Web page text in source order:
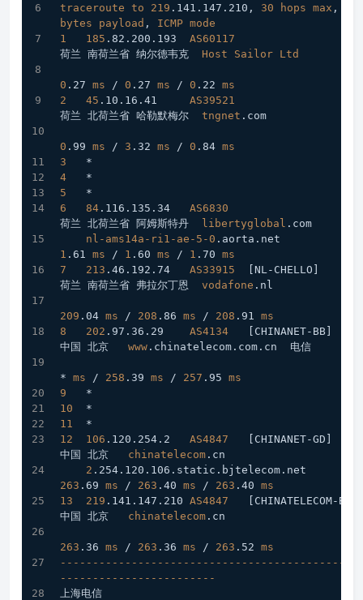
traceroute to 219 .141 .147 .210 , 30 hops max ,
bytes
payload , ICMP mode
1
185 .82 .200 .193
AS60117
荷兰 南荷兰省 纳尔德韦克 Host Sailor Ltd
0 .27 ms / 0 .27 ms / 0 .22 ms
2
45 .10 .16 .41
AS39521
荷兰 北荷兰省 哈勒默梅尔 tngnet .com
0 .99 ms / 3 .32 ms / 0 .84 ms
3
   *
4
   *
5
   *
6
84 .116 .135 .34
AS6830
荷兰 北荷兰省 阿姆斯特丹
libertyglobal .com
nl-ams14a-ri1-ae-5-0 .aorta .net
1 .61 ms / 1 .60 ms / 1 .70 ms
7
213 .46 .192 .74 AS33915
[NL-CHELLO]
荷兰 南荷兰省 弗拉尔丁恩 vodafone .nl
209 .04 ms / 208 .86 ms / 208 .91
ms
8
202 .97 .36 .29 AS4134
[CHINANET-BB]
中国 北京 www .chinatelecom .com .cn
  电信
* ms / 258 .39 ms / 257 .95 ms
9
   *
10
  *
11
  *
12
106 .120 .254 .2 AS4847
[CHINANET-GD]
中国 北京 chinatelecom .cn
2 .254 .120 .106 .static .bjtelecom .net
263 .69 ms / 263 .40 ms / 263 .40 ms
13
219 .141 .147 .210 AS4847
[CHINATELECOM-BJ]
中国 北京 chinatelecom .cn
263 .36 ms / 263 .36 ms / 263 .52 ms
----------------------------------------------
------------------------
上海电信